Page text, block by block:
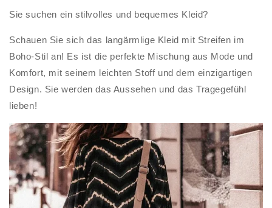
Sie suchen ein stilvolles und bequemes Kleid?
Schauen Sie sich das langärmlige Kleid mit Streifen im
Boho-Stil an! Es ist die perfekte Mischung aus Mode und
Komfort, mit seinem leichten Stoff und dem einzigartigen
Design. Sie werden das Aussehen und das Tragegefühl
lieben!